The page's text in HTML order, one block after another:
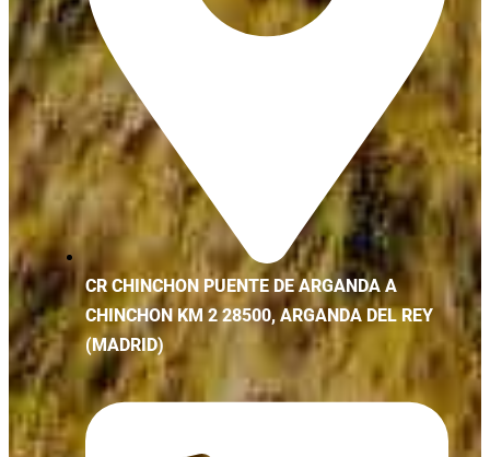
CR CHINCHON PUENTE DE ARGANDA A
CHINCHON KM 2 28500, ARGANDA DEL REY
(MADRID)